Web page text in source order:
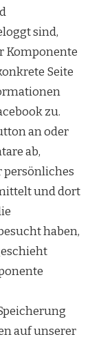
sind,
Komponente
Seite
zu.
an oder
ab,
persönliches
und dort
haben,
auf unserer